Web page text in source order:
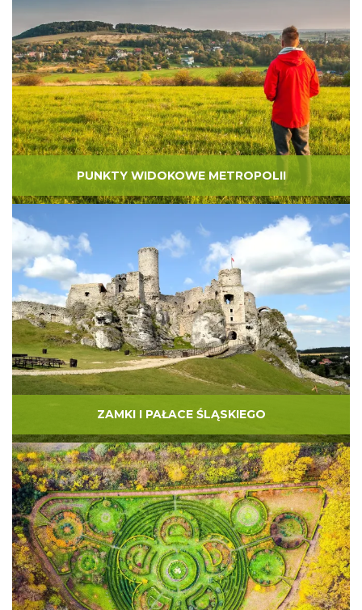
PUNKTY WIDOKOWE METROPOLII
ZAMKI I PAŁACE ŚLĄSKIEGO